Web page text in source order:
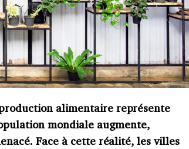
alimentaire représente
mondiale augmente,
Face à cette réalité, les villes